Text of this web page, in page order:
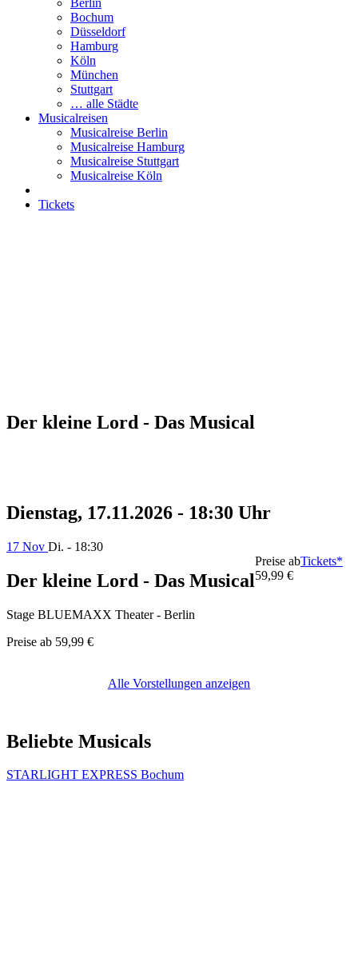
Berlin
Bochum
Düsseldorf
Hamburg
Köln
München
Stuttgart
… alle Städte
Musicalreisen
Musicalreise Berlin
Musicalreise Hamburg
Musicalreise Stuttgart
Musicalreise Köln
Tickets
Der kleine Lord - Das Musical
Dienstag, 17.11.2026 - 18:30 Uhr
17 Nov Di. - 18:30
Der kleine Lord - Das Musical
Stage BLUEMAXX Theater - Berlin
Preise ab 59,99 €
Preise ab
59,99 €
Tickets*
Alle Vorstellungen anzeigen
Beliebte Musicals
STARLIGHT EXPRESS Bochum